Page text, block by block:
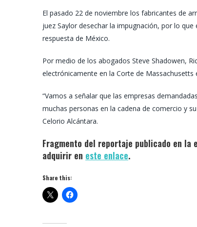
El pasado 22 de noviembre los fabricantes de
juez Saylor desechar la impugnación, por lo
respuesta de México.
Por medio de los abogados Steve Shadowen,
electrónicamente en la Corte de Massachusetts
“Vamos a señalar que las empresas
muchas personas en la cadena de comercio y
Celorio Alcántara.
Fragmento del reportaje publicado en la
adquirir en este enlace.
Share this: